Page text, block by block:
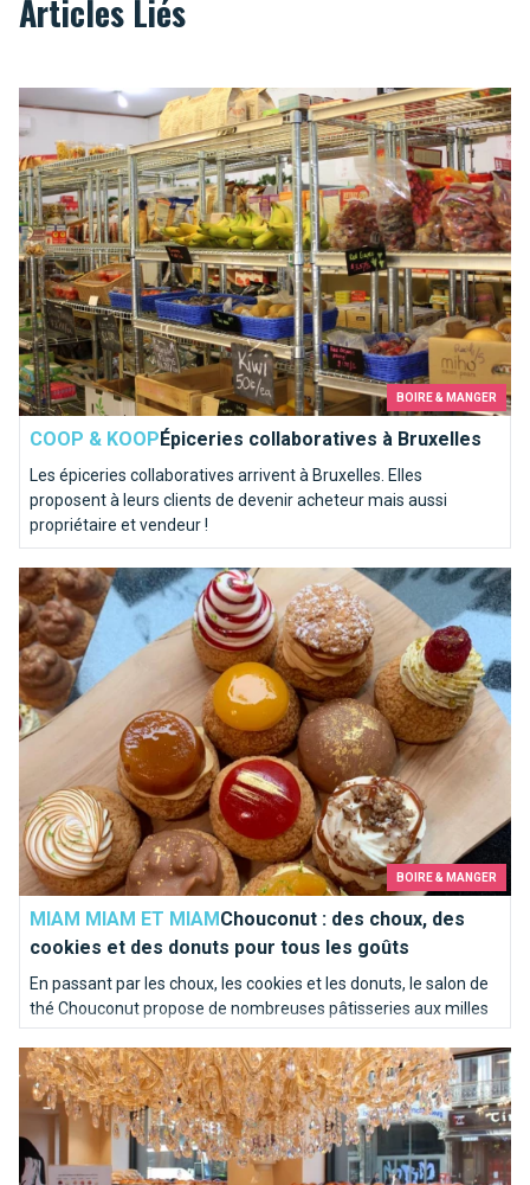
Articles Liés
BOIRE & MANGER
COOP & KOOPÉpiceries collaboratives à Bruxelles
Les épiceries collaboratives arrivent à Bruxelles. Elles
proposent à leurs clients de devenir acheteur mais aussi
propriétaire et vendeur !
Épiceries collaboratives à Bruxelles
BOIRE & MANGER
MIAM MIAM ET MIAM Chouconut : des choux, des
cookies et des donuts pour tous les goûts
En passant par les choux, les cookies et les donuts, le salon de
thé Chouconut propose de nombreuses pâtisseries aux milles
et une saveur.
Chouconut : des choux, des cookies et des donuts pour tous
Glaces merveilleuses Aux Merveilleux de Fred